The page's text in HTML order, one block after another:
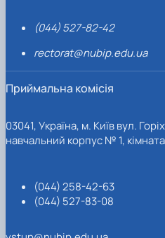
(044) 527-82-42
rectorat@nubip.edu.ua
Приймальна комісія
03041, Україна, м. Київ вул.
навчальний корпус № 1,
(044) 258-42-63
(044) 527-83-08